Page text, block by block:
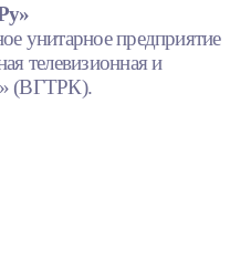
унитарное предприятие
телевизионная и
(ВГТРК).